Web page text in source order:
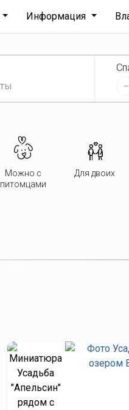
Информация
−
Можно с
питомцами
Для двоих